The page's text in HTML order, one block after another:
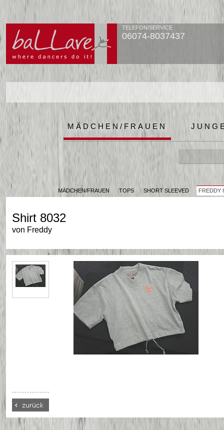
TELEFON/SERVICE
06074-8037437
MÄDCHEN/FRAUEN
MÄDCHEN/FRAUEN TOPS SHORT SLEEVED FREDDY
Shirt 8032
von Freddy